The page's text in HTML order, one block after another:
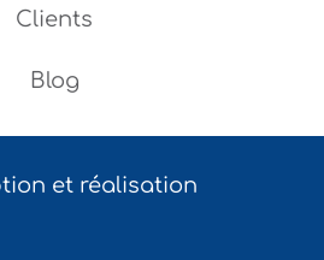
Clients
Blog
et réalisation